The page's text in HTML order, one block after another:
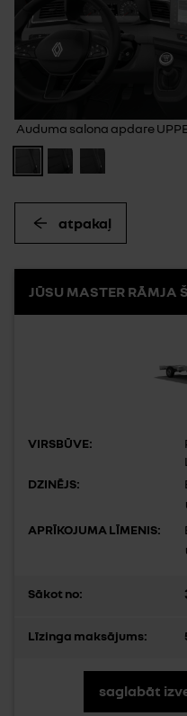
Auduma salona apdare
atpakaļ
JŪSU MASTER RĀMJA
VIRSBŪVE:
DZINĒJS:
APRĪKOJUMA LĪMENIS:
Sākot no:
Līzinga maksājums:
saglabāt